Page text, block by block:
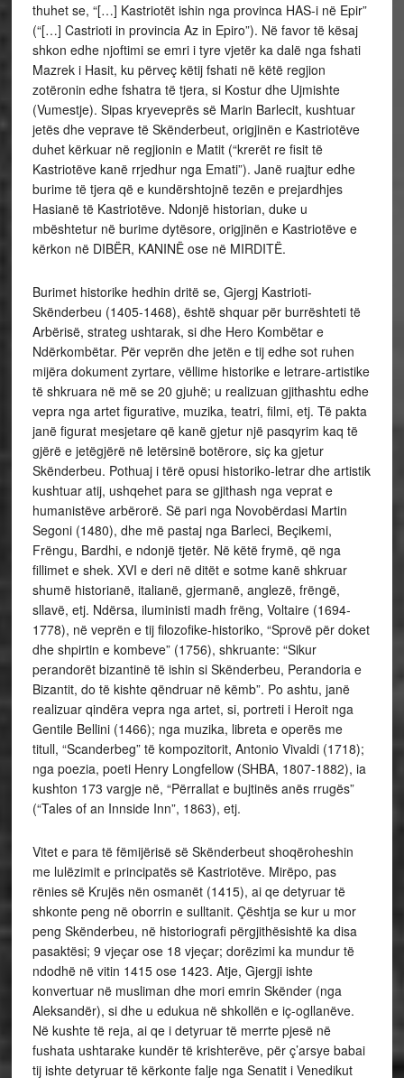
thuhet se, “[…] Kastriotët ishin nga provinca HAS-i në Epir”
(“[…] Castrioti in provincia Az in Epiro”). Në favor të kësaj
shkon edhe njoftimi se emri i tyre vjetër ka dalë nga fshati
Mazrek i Hasit, ku përveç këtij fshati në këtë regjion
zotëronin edhe fshatra të tjera, si Kostur dhe Ujmishte
(Vumestje). Sipas kryeveprës së Marin Barlecit, kushtuar
jetës dhe veprave të Skënderbeut, origjinën e Kastriotëve
duhet kërkuar në regjionin e Matit (“krerët re fisit të
Kastriotëve kanë rrjedhur nga Emati”). Janë ruajtur edhe
burime të tjera që e kundërshtojnë tezën e prejardhjes
Hasianë të Kastriotëve. Ndonjë historian, duke u
mbështetur në burime dytësore, origjinën e Kastriotëve e
kërkon në DIBËR, KANINË ose në MIRDITË.
Burimet historike hedhin dritë se, Gjergj Kastrioti-
Skënderbeu (1405-1468), është shquar për burrështeti të
Arbërisë, strateg ushtarak, si dhe Hero Kombëtar e
Ndërkombëtar. Për veprën dhe jetën e tij edhe sot ruhen
mijëra dokument zyrtare, vëllime historike e letrare-artistike
të shkruara në më se 20 gjuhë; u realizuan gjithashtu edhe
vepra nga artet figurative, muzika, teatri, filmi, etj. Të pakta
janë figurat mesjetare që kanë gjetur një pasqyrim kaq të
gjërë e jetëgjërë në letërsinë botërore, siç ka gjetur
Skënderbeu. Pothuaj i tërë opusi historiko-letrar dhe artistik
kushtuar atij, ushqehet para se gjithash nga veprat e
humanistëve arbërorë. Së pari nga Novobërdasi Martin
Segoni (1480), dhe më pastaj nga Barleci, Beçikemi,
Frëngu, Bardhi, e ndonjë tjetër. Në këtë frymë, që nga
fillimet e shek. XVI e deri në ditët e sotme kanë shkruar
shumë historianë, italianë, gjermanë, anglezë, frëngë,
sllavë, etj. Ndërsa, iluministi madh frëng, Voltaire (1694-
1778), në veprën e tij filozofike-historiko, “Sprovë për doket
dhe shpirtin e kombeve” (1756), shkruante: “Sikur
perandorët bizantinë të ishin si Skënderbeu, Perandoria e
Bizantit, do të kishte qëndruar në këmb”. Po ashtu, janë
realizuar qindëra vepra nga artet, si, portreti i Heroit nga
Gentile Bellini (1466); nga muzika, libreta e operës me
titull, “Scanderbeg” të kompozitorit, Antonio Vivaldi (1718);
nga poezia, poeti Henry Longfellow (SHBA, 1807-1882), ia
kushton 173 vargje në, “Përrallat e bujtinës anës rrugës”
(“Tales of an Innside Inn”, 1863), etj.
Vitet e para të fëmijërisë së Skënderbeut shoqëroheshin
me lulëzimit e principatës së Kastriotëve. Mirëpo, pas
rënies së Krujës nën osmanët (1415), ai qe detyruar të
shkonte peng në oborrin e sulltanit. Çështja se kur u mor
peng Skënderbeu, në historiografi përgjithësishtë ka disa
pasaktësi; 9 vjeçar ose 18 vjeçar; dorëzimi ka mundur të
ndodhë në vitin 1415 ose 1423. Atje, Gjergji ishte
konvertuar në musliman dhe mori emrin Skënder (nga
Aleksandër), si dhe u edukua në shkollën e iç-ogllanëve.
Në kushte të reja, ai qe i detyruar të merrte pjesë në
fushata ushtarake kundër të krishterëve, për ç’arsye babai
tij ishte detyruar të kërkonte falje nga Senatit i Venedikut